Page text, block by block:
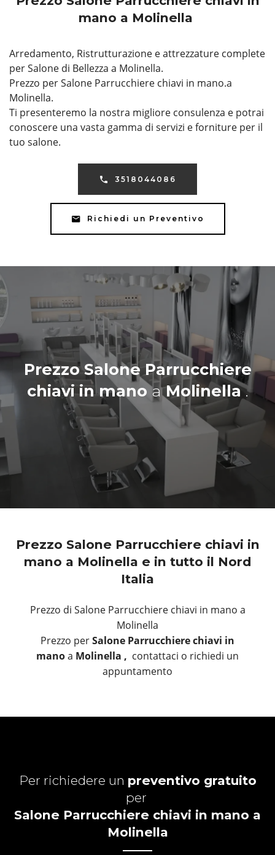
mano a Molinella
Arredamento, Ristrutturazione e attrezzature complete
per Salone di Bellezza a Molinella.
Prezzo per Salone Parrucchiere chiavi in mano.a
Molinella.
Ti presenteremo la nostra migliore consulenza e potrai
conoscere una vasta gamma di servizi e forniture per il
tuo salone.
3518044086
Richiedi un Preventivo
Prezzo Salone Parrucchiere
chiavi in manoaMolinella.
Prezzo Salone Parrucchiere chiavi in
mano a Molinella e in tutto il Nord
Italia
Prezzo di Salone Parrucchiere chiavi in mano a
Molinella
Prezzo perSalone Parrucchiere chiavi in
manoa Molinella , contattaci o richiedi un
appuntamento
Per richiedere un preventivo gratuito
per
Salone Parrucchiere chiavi in mano a
Molinella